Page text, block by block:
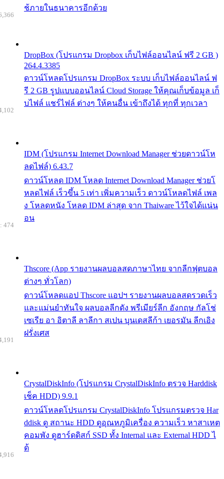
ช้ภายในธนาคารอีกด้วย
DropBox (โปรแกรม Dropbox เก็บไฟล์ออนไลน์ ฟรี 2 GB )
264.4.3385
ดาวน์โหลดโปรแกรม DropBox ระบบ เก็บไฟล์ออนไลน์ ฟ
รี 2 GB รูปแบบออนไลน์ Cloud Storage ให้คุณเก็บข้อมูล เก็
บไฟล์ แชร์ไฟล์ ต่างๆ ให้คนอื่น เข้าถึงได้ ทุกที่ ทุกเวลา
IDM (โปรแกรม Internet Download Manager ช่วยดาวน์โห
ลดไฟล์) 6.43.7
ดาวน์โหลด IDM โหลด Internet Download Manager ช่วยโ
หลดไฟล์ เร็วขึ้น 5 เท่า เพิ่มความเร็ว ดาวน์โหลดไฟล์ เพล
ง โหลดหนัง โหลด IDM ล่าสุด จาก Thaiware ไว้ใจได้แน่น
อน
Thscore (App รายงานผลบอลสดภาษาไทย จากลีกฟุตบอล
ต่างๆ ทั่วโลก)
ดาวน์โหลดแอป Thscore แอปฯ รายงานผลบอลสดรวดเร็ว
และแม่นยำทันใจ ผลบอลลีกดัง พรีเมียร์ลีก อังกฤษ กัลโช่
เซเรีย อา อิตาลี ลาลีกา สเปน บุนเดสลีก้า เยอรมัน ลีกเอิง
ฝรั่งเศส
474
CrystalDiskInfo (โปรแกรม CrystalDiskInfo ตรวจ Harddisk
เช็ค HDD) 9.9.1
ดาวน์โหลดโปรแกรม CrystalDiskInfo โปรแกรมตรวจ Har
ddisk ดู สถานะ HDD ดูอุณหภูมิเครื่อง ความเร็ว หาสาเหต
คอมพัง ดูฮาร์ดดิสก์ SSD ทั้ง Internal และ External HDD ไ
ด้